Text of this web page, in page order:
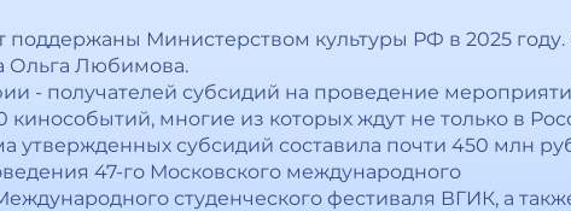
Министерством культуры РФ в 2025
Ольга Любимова.
- получателей субсидий на проведение
многие из которых ждут не только в
утвержденных субсидий составила почти 450 млн
47-го Московского международного
студенческого фестиваля ВГИК, а